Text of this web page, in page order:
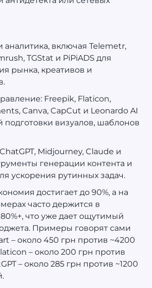
аналитика, включая Telemetr,
TGStat и PiPiADS для
рынка, креативов и
Freepik, Flaticon,
Canva, CapCut и Leonardo AI
подготовки визуалов, шаблонов
Midjourney, Claude и
генерации контента и
ускорения рутинных задач.
достигает до 90%, а на
часто держится в
что уже дает ощутимый
Примеры говорят сами
– около 450 грн против ~4200
– около 200 грн против
– около 285 грн против ~1200